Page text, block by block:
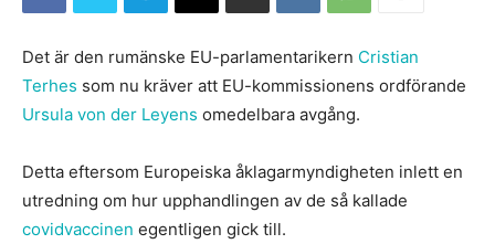
Det är den rumänske EU-parlamentarikern Cristian
Terhes som nu kräver att EU-kommissionens ordförande
Ursula von der Leyens omedelbara avgång.
Detta eftersom Europeiska åklagarmyndigheten inlett en
utredning om hur upphandlingen av de så kallade
covidvaccinen egentligen gick till.